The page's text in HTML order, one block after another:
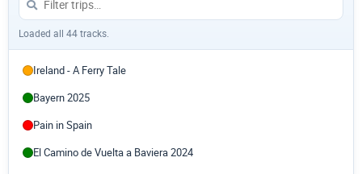
Loaded all 44 tracks.
Ireland - A Ferry Tale
Bayern 2025
Pain in Spain
El Camino de Vuelta a Baviera 2024